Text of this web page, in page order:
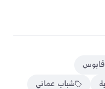
شباب عماني